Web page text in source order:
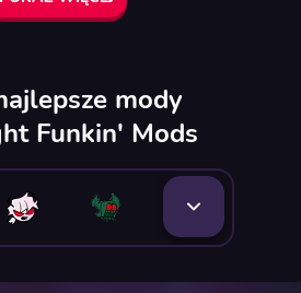
mody
Funkin' Mods